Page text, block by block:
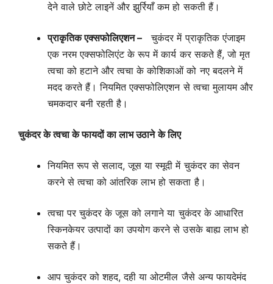
देने वाले छोटे लाइनें और झुर्रियाँ कम हो सकती हैं।
प्राकृतिक एक्सफोलिएशन – चुकंदर में प्राकृतिक एंजाइम
एक नरम एक्सफोलिएंट के रूप में कार्य कर सकते हैं, जो मृत
त्वचा को हटाने और त्वचा के कोशिकाओं को नए बदलने में
मदद करते हैं। नियमित एक्सफोलिएशन से त्वचा मुलायम और
चमकदार बनी रहती है।
चुकंदर के त्वचा के फायदों का लाभ उठाने के लिए
नियमित रूप से सलाद, जूस या स्मूदी में चुकंदर का सेवन
करने से त्वचा को आंतरिक लाभ हो सकता है।
त्वचा पर चुकंदर के जूस को लगाने या चुकंदर के आधारित
स्किनकेयर उत्पादों का उपयोग करने से उसके बाह्य लाभ हो
सकते हैं।
आप चुकंदर को शहद, दही या ओटमील जैसे अन्य फायदेमंद